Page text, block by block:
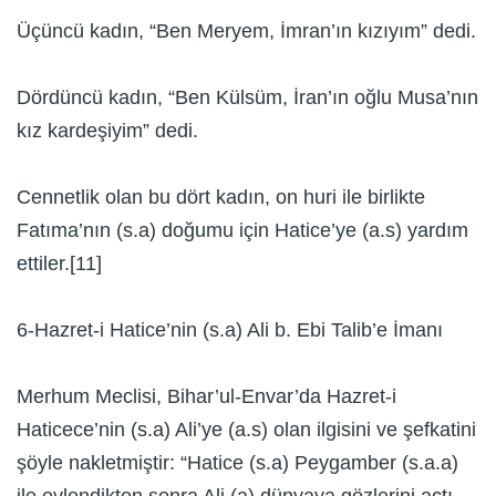
Üçüncü kadın, “Ben Meryem, İmran’ın kızıyım” dedi.
Dördüncü kadın, “Ben Külsüm, İran’ın oğlu Musa’nın
kız kardeşiyim” dedi.
Cennetlik olan bu dört kadın, on huri ile birlikte
Fatıma’nın (s.a) doğumu için Hatice’ye (a.s) yardım
ettiler.[11]
6-Hazret-i Hatice’nin (s.a) Ali b. Ebi Talib’e İmanı
Merhum Meclisi, Bihar’ul-Envar’da Hazret-i
Haticece’nin (s.a) Ali’ye (a.s) olan ilgisini ve şefkatini
şöyle nakletmiştir: “Hatice (s.a) Peygamber (s.a.a)